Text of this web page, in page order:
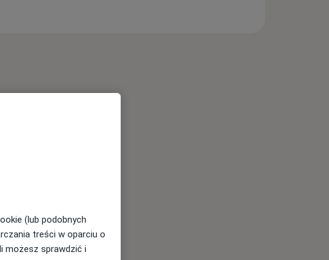
(lub podobnych
treści w oparciu o
możesz sprawdzić i